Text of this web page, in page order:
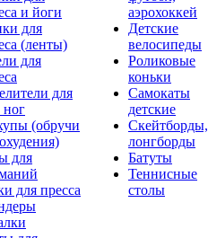
и йоги
для
(ленты)
для
для
ног
(обручи
для
для пресса
аэрохоккей
Детские
велосипеды
Роликовые
коньки
Самокаты
детские
Скейтборды,
лонгборды
Батуты
Теннисные
столы